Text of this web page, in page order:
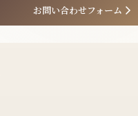
お問い合わせフォーム